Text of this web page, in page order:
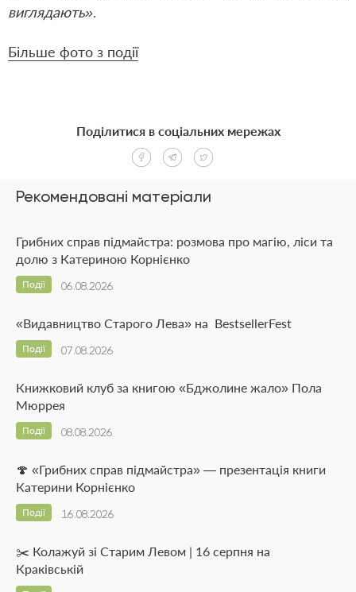
виглядають».
Більше фото з події
Рекомендовані матеріали
Грибних справ підмайстра: розмова про магію, ліси та
долю з Катериною Корнієнко
06.08.2026
Події
«Видавництво Старого Лева» на BestsellerFest
07.08.2026
Події
Книжковий клуб за книгою «Бджолине жало» Пола
Мюррея
08.08.2026
Події
🍄 «Грибних справ підмайстра» — презентація книги
Катерини Корнієнко
16.08.2026
Події
✂️ Колажуй зі Старим Левом | 16 серпня на
Краківській
Поділитися в соціальних мережах